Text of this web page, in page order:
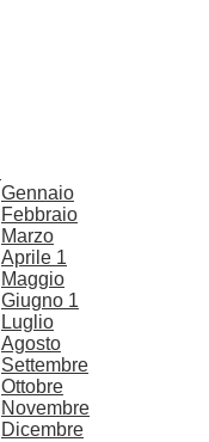
Gennaio
Febbraio
Marzo
Aprile 1
Maggio
Giugno 1
Luglio
Agosto
Settembre
Ottobre
Novembre
Dicembre